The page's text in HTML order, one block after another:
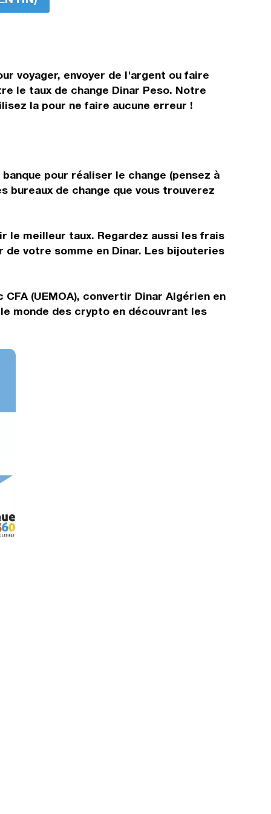
voyager, envoyer de l'argent ou faire
le taux de change Dinar Peso. Notre
la pour ne faire aucune erreur !
pour réaliser le change (pensez à
bureaux de change que vous trouverez
le meilleur taux. Regardez aussi les frais
votre somme en Dinar. Les bijouteries
(UEMOA), convertir Dinar Algérien en
monde des crypto en découvrant les